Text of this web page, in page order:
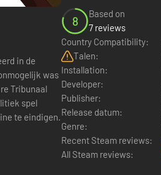
in de
was
Tribunaal
spel
te eindigen.
8
Based on
7 reviews
Country Compatibility:
Talen:
Installation:
Developer:
Publisher:
Release datum:
Genre:
Recent Steam reviews:
All Steam reviews: